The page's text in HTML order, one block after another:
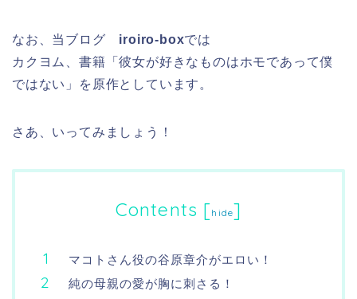
なお、当ブログ iroiro-boxでは
カクヨム、書籍「彼女が好きなものはホモであって僕
ではない」を原作としています。
さあ、いってみましょう！
Contents [hide]
マコトさん役の谷原章介がエロい！
純の母親の愛が胸に刺さる！